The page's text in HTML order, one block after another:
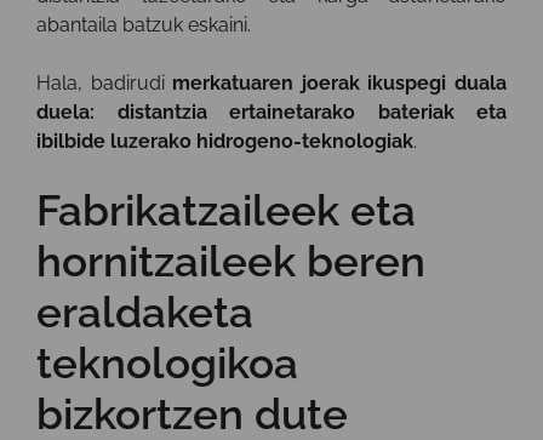
abantaila batzuk eskaini.
Hala, badirudi merkatuaren joerak ikuspegi duala
duela: distantzia ertainetarako bateriak eta
ibilbide luzerako hidrogeno-teknologiak.
Fabrikatzaileek eta
hornitzaileek beren
eraldaketa
teknologikoa
bizkortzen dute